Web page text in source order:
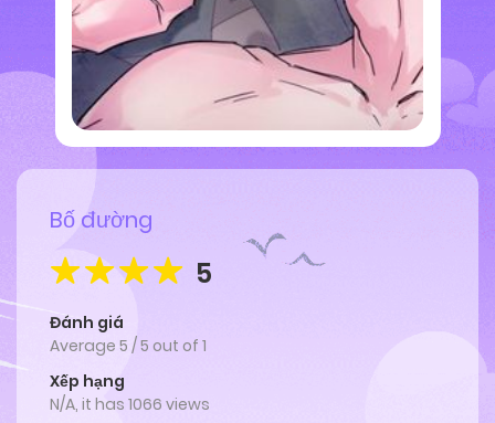
Bố đường
5
Đánh giá
Average 5 /5 out of 1
Xếp hạng
N/A, it has 1066 views